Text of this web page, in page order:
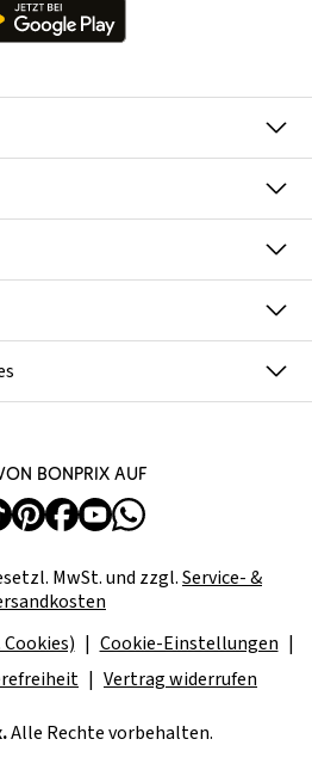
bonprix auf
MwSt. und zzgl.Service- &
Cookie-Einstellungen
Vertrag widerrufen
Alle Rechte vorbehalten.